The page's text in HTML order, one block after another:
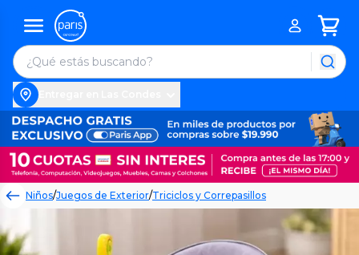
Niños/Juegos de Exterior/Triciclos y Correpasillos